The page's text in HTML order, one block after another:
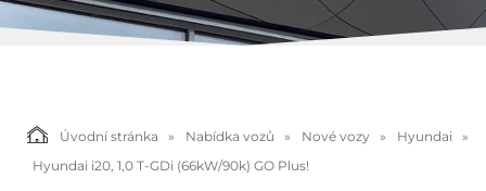
Úvodní stránka Nabídka vozů Nové vozy
Hyundai
Hyundai i20, 1,0 T-GDi (66kW/90k) GO Plus!